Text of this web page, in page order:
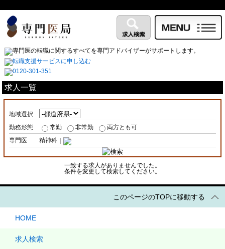
求人一覧
地域選択
勤務形態
常勤 非常勤
両方とも可
専門医
精神科｜
一致する求人がありませんでした。
条件を変更して検索してください。
このページのTOPに移動する
HOME
求人検索